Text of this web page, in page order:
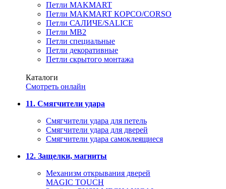
Петли MAKMART
Петли MAKMART КОРСО/CORSO
Петли САЛИЧЕ/SALICE
Петли MB2
Петли специальные
Петли декоративные
Петли скрытого монтажа
Каталоги
Смотреть онлайн
11. Смягчители удара
Смягчители удара для петель
Смягчители удара для дверей
Cмягчители удара самоклеящиеся
12. Защелки, магниты
Механизм открывания дверей
MAGIC TOUCH